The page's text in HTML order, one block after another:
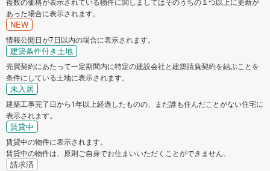
あった場合に表示されます。
NEW
情報公開日が7日以内の場合に表示されます。
建築条件付き土地
売買契約にあたって一定期間内に特定の建設会社と建築請負契約を結ぶことを
条件にしている土地に表示されます。
未入居
建築工事完了日から1年以上経過したものの、まだ誰も住んだことがない住宅に
表示されます。
賃貸中
賃貸中の物件に表示されます。
賃貸中の物件は、原則ご自身でお住まいいただくことができません。
請求済